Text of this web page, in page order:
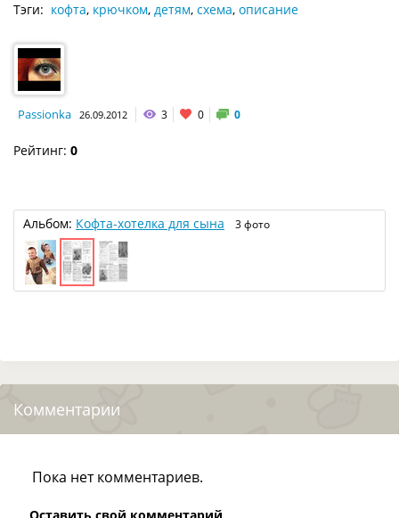
Тэги: кофта, крючком, детям, схема, описание
Passionka 26.09.2012 3 0 0
Рейтинг: 0
Альбом: Кофта-хотелка для сына 3 фото
Комментарии
Пока нет комментариев.